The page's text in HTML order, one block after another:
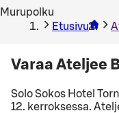
Murupolku
Etusivu
Varaa Ateljee
Solo Sokos Hotel
12. kerroksessa.